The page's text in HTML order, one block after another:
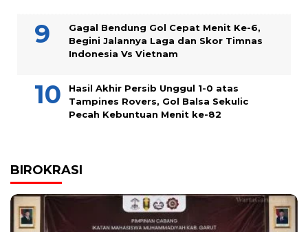
Gagal Bendung Gol Cepat Menit Ke-6,
Begini Jalannya Laga dan Skor Timnas
Indonesia Vs Vietnam
Hasil Akhir Persib Unggul 1-0 atas
Tampines Rovers, Gol Balsa Sekulic
Pecah Kebuntuan Menit ke-82
BIROKRASI